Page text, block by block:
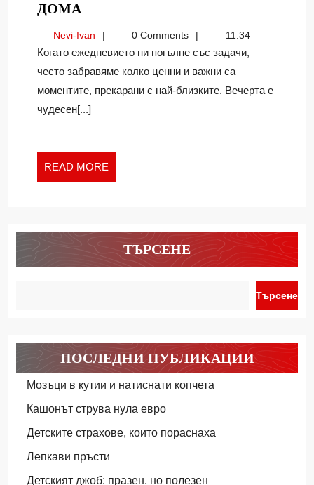
ДОМА
ЗА
ЗАБАВЛЕНИЯ
У
ДОМА
Nevi-IvanNevi-
Ivan
0 Comments 11:34
Когато ежедневието ни погълне със задачи,
често забравяме колко ценни и важни са
моментите, прекарани с най-близките. Вечерта е
чудесен[...]
READ MORE
MORE
ТЪРСЕНЕ
Търсене
ПОСЛЕДНИ ПУБЛИКАЦИИ
Мозъци в кутии и натиснати копчета
Кашонът струва нула евро
Детските страхове, които пораснаха
Лепкави пръсти
Детският джоб: празен, но полезен